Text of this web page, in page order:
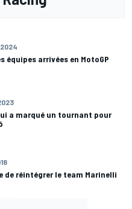
équipes arrivées en MotoGP
a marqué un tournant pour
de réintégrer le team Marinelli